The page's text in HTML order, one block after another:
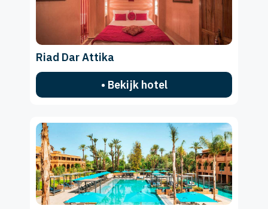
Riad Dar Attika
• Bekijk hotel